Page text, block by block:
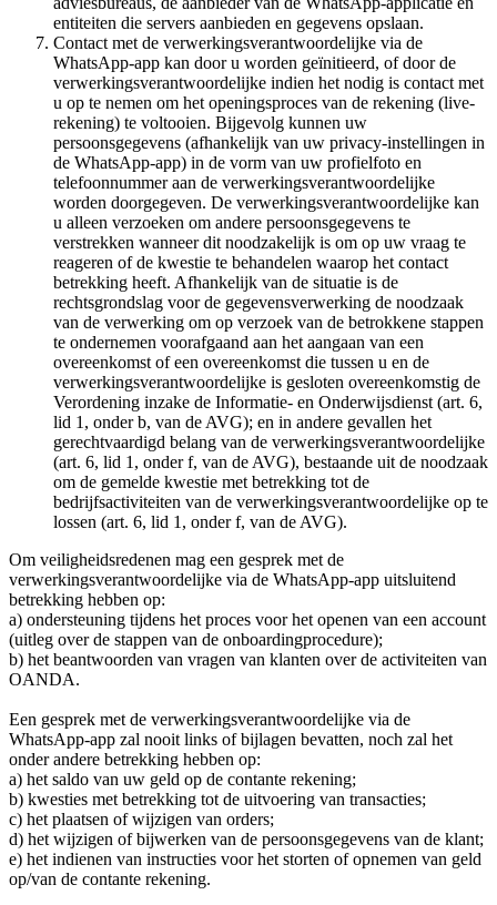
entiteiten die servers aanbieden en gegevens opslaan.
Contact met de verwerkingsverantwoordelijke via de
WhatsApp-app kan door u worden geïnitieerd, of door de
verwerkingsverantwoordelijke indien het nodig is contact met
u op te nemen om het openingsproces van de rekening (live-
rekening) te voltooien. Bijgevolg kunnen uw
persoonsgegevens (afhankelijk van uw privacy-instellingen in
de WhatsApp-app) in de vorm van uw profielfoto en
telefoonnummer aan de verwerkingsverantwoordelijke
worden doorgegeven. De verwerkingsverantwoordelijke kan
u alleen verzoeken om andere persoonsgegevens te
verstrekken wanneer dit noodzakelijk is om op uw vraag te
reageren of de kwestie te behandelen waarop het contact
betrekking heeft. Afhankelijk van de situatie is de
rechtsgrondslag voor de gegevensverwerking de noodzaak
van de verwerking om op verzoek van de betrokkene stappen
te ondernemen voorafgaand aan het aangaan van een
overeenkomst of een overeenkomst die tussen u en de
verwerkingsverantwoordelijke is gesloten overeenkomstig de
Verordening inzake de Informatie- en Onderwijsdienst (art. 6,
lid 1, onder b, van de AVG); en in andere gevallen het
gerechtvaardigd belang van de verwerkingsverantwoordelijke
(art. 6, lid 1, onder f, van de AVG), bestaande uit de noodzaak
om de gemelde kwestie met betrekking tot de
bedrijfsactiviteiten van de verwerkingsverantwoordelijke op te
lossen (art. 6, lid 1, onder f, van de AVG).
Om veiligheidsredenen mag een gesprek met de
verwerkingsverantwoordelijke via de WhatsApp-app uitsluitend
betrekking hebben op:
a) ondersteuning tijdens het proces voor het openen van een account
(uitleg over de stappen van de onboardingprocedure);
b) het beantwoorden van vragen van klanten over de activiteiten van
OANDA.
Een gesprek met de verwerkingsverantwoordelijke via de
WhatsApp-app zal nooit links of bijlagen bevatten, noch zal het
onder andere betrekking hebben op:
a) het saldo van uw geld op de contante rekening;
b) kwesties met betrekking tot de uitvoering van transacties;
c) het plaatsen of wijzigen van orders;
d) het wijzigen of bijwerken van de persoonsgegevens van de klant;
e) het indienen van instructies voor het storten of opnemen van geld
op/van de contante rekening.